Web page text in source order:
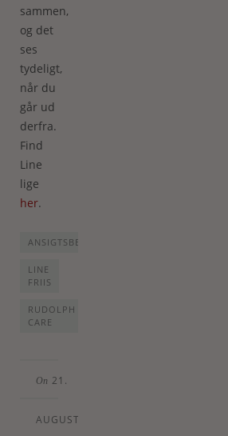
sammen,
og det
ses
tydeligt,
når du
går ud
derfra.
Find
Line
lige
her.
ANSIGTSBEHANDLNG
LINE
FRIIS
RUDOLPH
CARE
On 21.
AUGUST